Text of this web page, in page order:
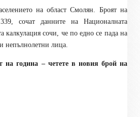
на област Смолян. Броят на
сочат данните на Националната
калкулация сочи, че по едно се пада на
непълнолетни лица.
на година – четете в новия брой на